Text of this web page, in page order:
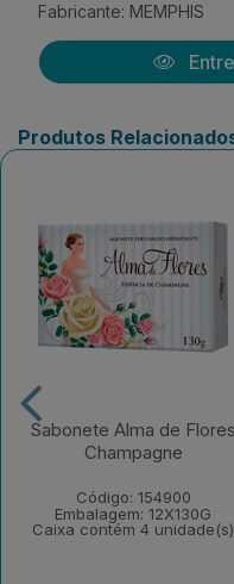
Fabricante: MEMPHIS
Produtos
Sabonete Alma de Flores
Champagne
Código: 154900
Embalagem: 12X130G
Caixa contém 4 unidade(s)